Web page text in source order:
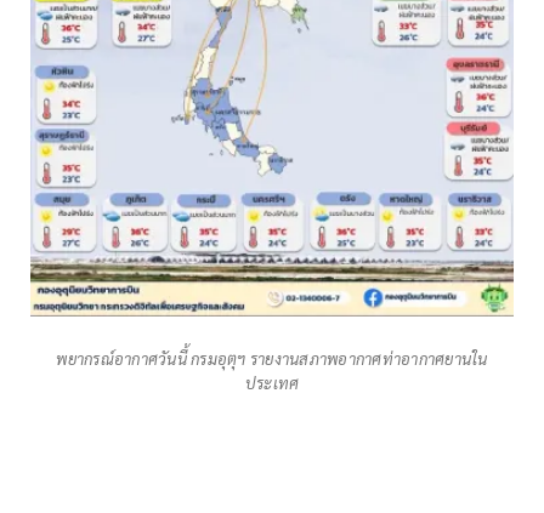
พยากรณ์อากาศวันนี้ กรมอุตุฯ รายงานสภาพอากาศท่าอากาศยานใน
ประเทศ